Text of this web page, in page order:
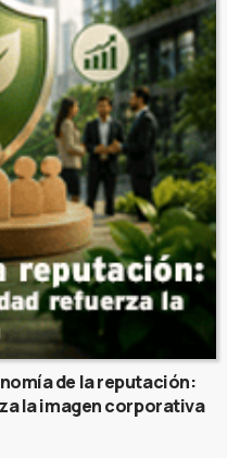
de la reputación:
la imagen corporativa